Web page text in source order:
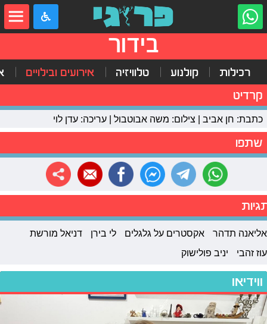
בידור
רכילות קולנוע טלוויזיה אירועים ובילויים
קרדיט
כתבת: חן אביב | צילום: משה אבוטבול | עריכה: עדן לוי
שתפו
אליאנה תדהר אקסטרים על גלגלים לי בירן
דניאל מורשת
עוז זהבי
יניב פולישוק
ווידיאו